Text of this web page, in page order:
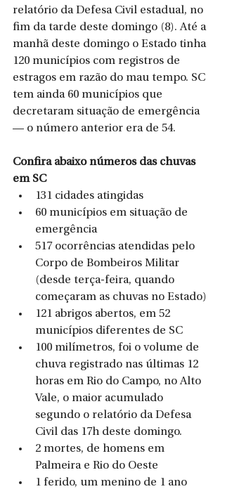
relatório da Defesa Civil estadual, no
fim da tarde deste domingo (8). Até a
manhã deste domingo o Estado tinha
120 municípios com registros de
estragos em razão do mau tempo. SC
tem ainda 60 municípios que
decretaram situação de emergência
— o número anterior era de 54.
Confira abaixo números das chuvas
em SC
131 cidades atingidas
60 municípios em situação de
emergência
517 ocorrências atendidas pelo
Corpo de Bombeiros Militar
(desde terça-feira, quando
começaram as chuvas no Estado)
121 abrigos abertos, em 52
municípios diferentes de SC
100 milímetros, foi o volume de
chuva registrado nas últimas 12
horas em Rio do Campo, no Alto
Vale, o maior acumulado
segundo o relatório da Defesa
Civil das 17h deste domingo.
2 mortes, de homens em
Palmeira e Rio do Oeste
1 ferido, um menino de 1 ano